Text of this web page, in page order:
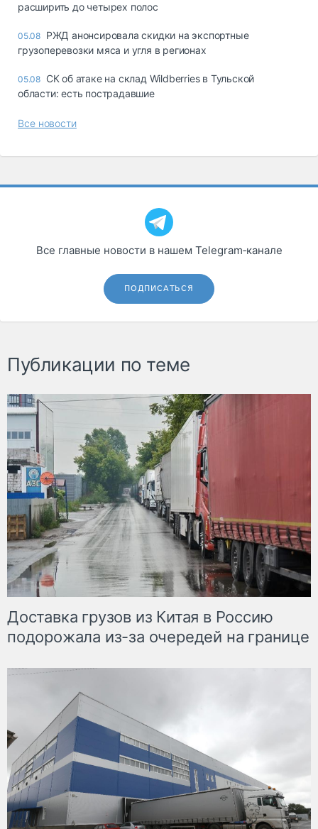
расширить до четырех полос
05.08 РЖД анонсировала скидки на экспортные
грузоперевозки мяса и угля в регионах
05.08 СК об атаке на склад Wildberries в Тульской
области: есть пострадавшие
Все новости
Все главные новости в нашем Telegram‑канале
ПОДПИСАТЬСЯ
Публикации по теме
Доставка грузов из Китая в Россию
подорожала из-за очередей на границе